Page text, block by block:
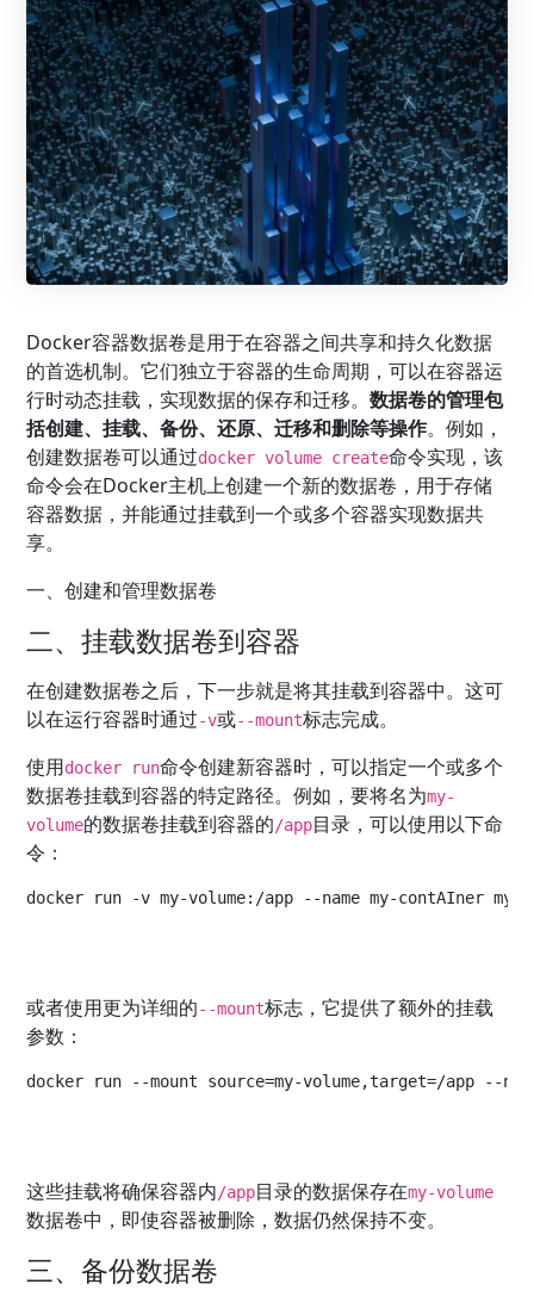
Docker容器数据卷是用于在容器之间共享和持久化数据
的首选机制。它们独立于容器的生命周期，可以在容器运
行时动态挂载，实现数据的保存和迁移。数据卷的管理包
括创建、挂载、备份、还原、迁移和删除等操作。例如，
创建数据卷可以通过docker volume create命令实现，该
命令会在Docker主机上创建一个新的数据卷，用于存储
容器数据，并能通过挂载到一个或多个容器实现数据共
享。
一、创建和管理数据卷
二、挂载数据卷到容器
在创建数据卷之后，下一步就是将其挂载到容器中。这可
以在运行容器时通过-v或--mount标志完成。
使用docker run命令创建新容器时，可以指定一个或多个
数据卷挂载到容器的特定路径。例如，要将名为my-
volume的数据卷挂载到容器的/app目录，可以使用以下命
令：
docker run -v my-volume:/app --name my-contAIner my-
或者使用更为详细的--mount标志，它提供了额外的挂载
参数：
docker run --mount source=my-volume,target=/app --
这些挂载将确保容器内/app目录的数据保存在my-volume
数据卷中，即使容器被删除，数据仍然保持不变。
三、备份数据卷